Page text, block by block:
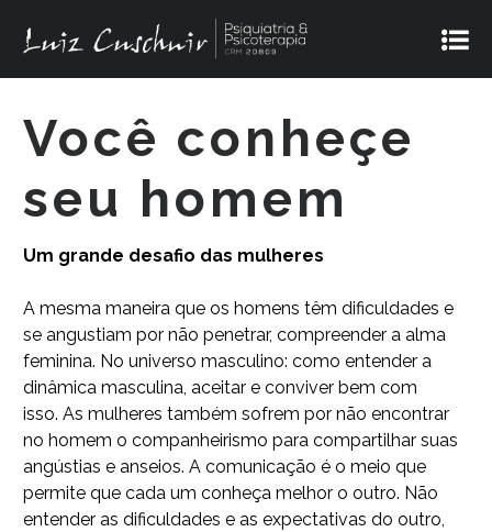
Você conheçe
seu homem
Um grande desafio das mulheres
A mesma maneira que os homens têm dificuldades e
se angustiam por não penetrar, compreender a alma
feminina. No universo masculino: como entender a
dinâmica masculina, aceitar e conviver bem com
isso. As mulheres também sofrem por não encontrar
no homem o companheirismo para compartilhar suas
angústias e anseios. A comunicação é o meio que
permite que cada um conheça melhor o outro. Não
entender as dificuldades e as expectativas do outro,